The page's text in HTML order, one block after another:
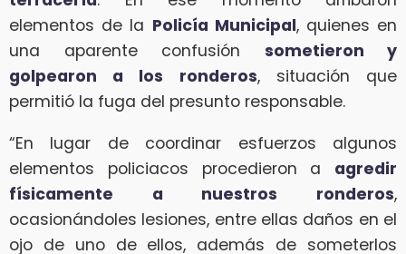
elementos de la Policía Municipal, quienes en
una aparente confusión sometieron y
golpearon a los ronderos, situación que
permitió la fuga del presunto responsable.
“En lugar de coordinar esfuerzos algunos
elementos policiacos procedieron a agredir
físicamente a nuestros ronderos,
ocasionándoles lesiones, entre ellas daños en el
ojo de uno de ellos, además de someterlos